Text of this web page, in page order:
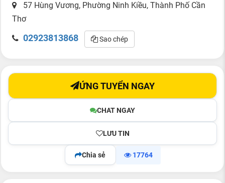
57 Hùng Vương, Phường Ninh Kiều, Thành Phố Cần
Thơ
02923813868 Sao chép
CHAT NGAY
LƯU TIN
ỨNG TUYỂN NGAY
Chia sẻ 17764